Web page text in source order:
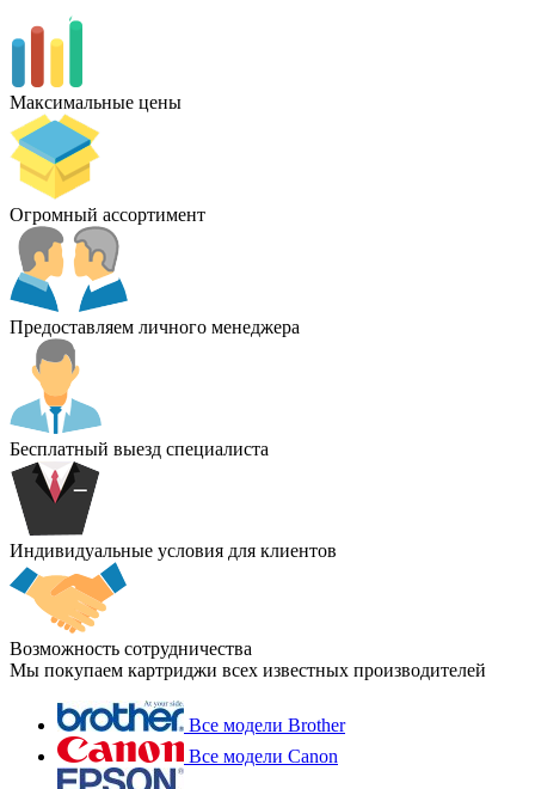
Максимальные цены
Огромный ассортимент
Предоставляем личного менеджера
Бесплатный выезд специалиста
Индивидуальные условия для клиентов
Возможность сотрудничества
Мы покупаем картриджи всех известных производителей
Все модели Brother
Все модели Canon